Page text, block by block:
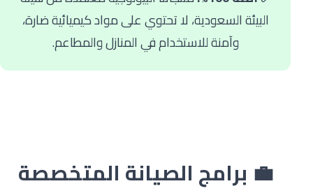
البيئة السعودية، لا تحتوي على مواد كيميائية ضارة،
وآمنة للاستخدام في المنازل والمطاعم.
💼 برامج الصيانة المتخصصة